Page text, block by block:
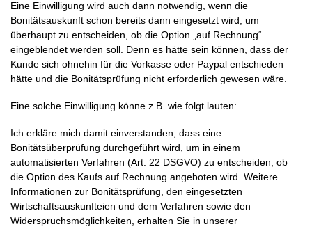
Eine Einwilligung wird auch dann notwendig, wenn die
Bonitätsauskunft schon bereits dann eingesetzt wird, um
überhaupt zu entscheiden, ob die Option „auf Rechnung“
eingeblendet werden soll. Denn es hätte sein können, dass der
Kunde sich ohnehin für die Vorkasse oder Paypal entschieden
hätte und die Bonitätsprüfung nicht erforderlich gewesen wäre.
Eine solche Einwilligung könne z.B. wie folgt lauten:
Ich erkläre mich damit einverstanden, dass eine
Bonitätsüberprüfung durchgeführt wird, um in einem
automatisierten Verfahren (Art. 22 DSGVO) zu entscheiden, ob
die Option des Kaufs auf Rechnung angeboten wird. Weitere
Informationen zur Bonitätsprüfung, den eingesetzten
Wirtschaftsauskunfteien und dem Verfahren sowie den
Widerspruchsmöglichkeiten, erhalten Sie in unserer